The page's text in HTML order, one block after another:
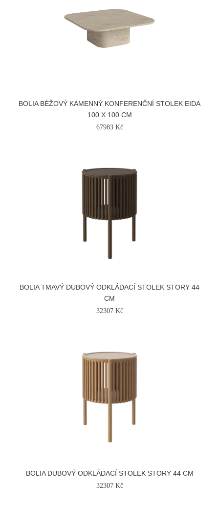
BOLIA BÉŽOVÝ KAMENNÝ KONFERENČNÍ STOLEK EIDA
100 X 100 CM
67983 Kč
BOLIA TMAVÝ DUBOVÝ ODKLÁDACÍ STOLEK STORY 44
CM
32307 Kč
BOLIA DUBOVÝ ODKLÁDACÍ STOLEK STORY 44 CM
32307 Kč